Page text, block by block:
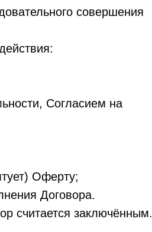
совершения
Согласием на
Оферту;
Договора.
считается заключённым.